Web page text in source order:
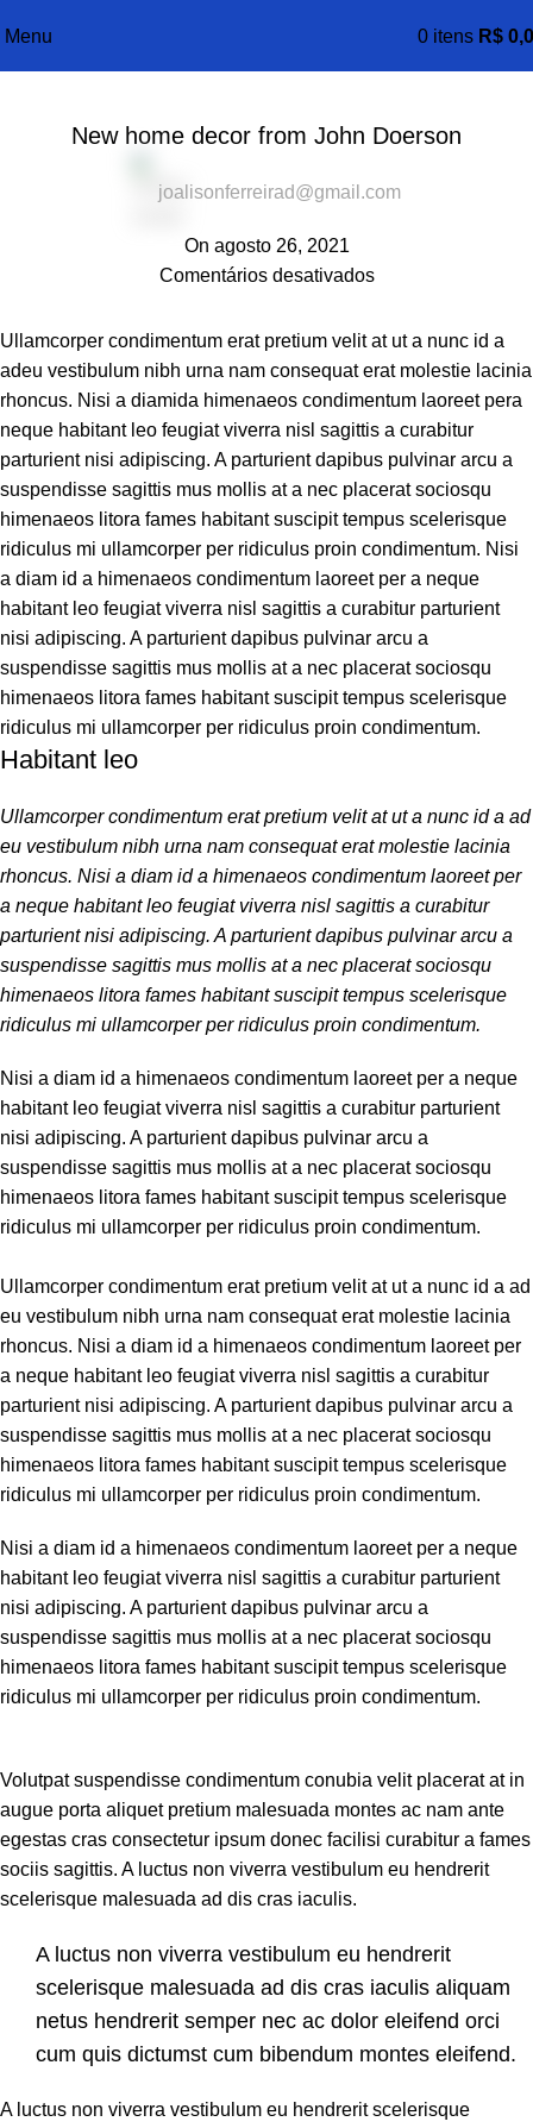
Menu 0 itens R$
Casa Decoration
New home decor from John Doerson
joalisonferreirad@gmail.com
On agosto 26, 2021
Comentários desativados
Ullamcorper condimentum erat pretium velit at ut a nunc id a
adeu vestibulum nibh urna nam consequat erat molestie lacinia
rhoncus. Nisi a diamida himenaeos condimentum laoreet pera
neque habitant leo feugiat viverra nisl sagittis a curabitur
parturient nisi adipiscing. A parturient dapibus pulvinar arcu a
suspendisse sagittis mus mollis at a nec placerat sociosqu
himenaeos litora fames habitant suscipit tempus scelerisque
ridiculus mi ullamcorper per ridiculus proin condimentum. Nisi
a diam id a himenaeos condimentum laoreet per a neque
habitant leo feugiat viverra nisl sagittis a curabitur parturient
nisi adipiscing. A parturient dapibus pulvinar arcu a
suspendisse sagittis mus mollis at a nec placerat sociosqu
himenaeos litora fames habitant suscipit tempus scelerisque
ridiculus mi ullamcorper per ridiculus proin condimentum.
Habitant leo
Ullamcorper condimentum erat pretium velit at ut a nunc id a ad
eu vestibulum nibh urna nam consequat erat molestie lacinia
rhoncus. Nisi a diam id a himenaeos condimentum laoreet per
a neque habitant leo feugiat viverra nisl sagittis a curabitur
parturient nisi adipiscing. A parturient dapibus pulvinar arcu a
suspendisse sagittis mus mollis at a nec placerat sociosqu
himenaeos litora fames habitant suscipit tempus scelerisque
ridiculus mi ullamcorper per ridiculus proin condimentum.
Nisi a diam id a himenaeos condimentum laoreet per a neque
habitant leo feugiat viverra nisl sagittis a curabitur parturient
nisi adipiscing. A parturient dapibus pulvinar arcu a
suspendisse sagittis mus mollis at a nec placerat sociosqu
himenaeos litora fames habitant suscipit tempus scelerisque
ridiculus mi ullamcorper per ridiculus proin condimentum.
Ullamcorper condimentum erat pretium velit at ut a nunc id a ad
eu vestibulum nibh urna nam consequat erat molestie lacinia
rhoncus. Nisi a diam id a himenaeos condimentum laoreet per
a neque habitant leo feugiat viverra nisl sagittis a curabitur
parturient nisi adipiscing. A parturient dapibus pulvinar arcu a
suspendisse sagittis mus mollis at a nec placerat sociosqu
himenaeos litora fames habitant suscipit tempus scelerisque
ridiculus mi ullamcorper per ridiculus proin condimentum.
Nisi a diam id a himenaeos condimentum laoreet per a neque
habitant leo feugiat viverra nisl sagittis a curabitur parturient
nisi adipiscing. A parturient dapibus pulvinar arcu a
suspendisse sagittis mus mollis at a nec placerat sociosqu
himenaeos litora fames habitant suscipit tempus scelerisque
ridiculus mi ullamcorper per ridiculus proin condimentum.
Volutpat suspendisse condimentum conubia velit placerat at in
augue porta aliquet pretium malesuada montes ac nam ante
egestas cras consectetur ipsum donec facilisi curabitur a fames
sociis sagittis. A luctus non viverra vestibulum eu hendrerit
scelerisque malesuada ad dis cras iaculis.
A luctus non viverra vestibulum eu hendrerit
scelerisque malesuada ad dis cras iaculis aliquam
netus hendrerit semper nec ac dolor eleifend orci
cum quis dictumst cum bibendum montes eleifend.
A luctus non viverra vestibulum eu hendrerit scelerisque